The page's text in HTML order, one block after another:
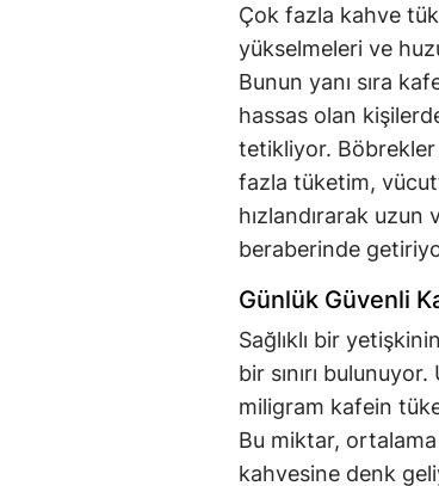
Çok fazla kahve
yükselmeleri ve
Bunun yanı sıra
hassas olan
tetikliyor.
fazla tüketim,
hızlandırarak
beraberinde
Günlük Güvenli
Sağlıklı bir
bir sınırı
miligram kafein
Bu miktar,
kahvesine denk